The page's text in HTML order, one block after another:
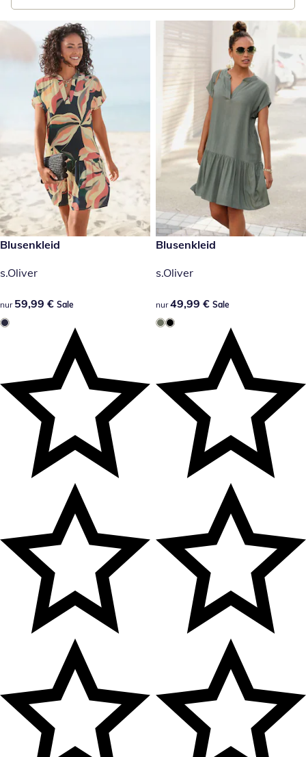
59,99 €
Sale
Blusenkleid
s.Oliver
59,99 €
nur 59,99 € Sale
49,99 €
Sale
Blusenkleid
s.Oliver
49,99 €
nur 49,99 € Sale